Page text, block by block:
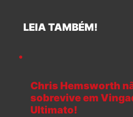
LEIA TAMBÉM!
Chris Hemsworth
sobrevive em
Ultimato!